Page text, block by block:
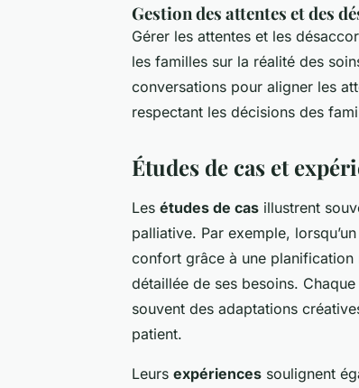
Gestion des attentes et des
Gérer les attentes et les
les familles sur la réalité des
conversations pour aligner les
respectant les décisions des
Études de cas et
Les études de cas illustrent
palliative. Par exemple,
confort grâce à une planification
détaillée de ses besoins.
souvent des adaptations
patient.
Leurs expériences soulignent